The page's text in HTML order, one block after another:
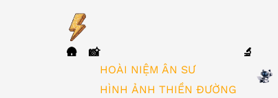
🛖
📸
HOÀI NIỆM ÂN SƯ
HÌNH ẢNH THIỀN ĐƯỜNG
🔬